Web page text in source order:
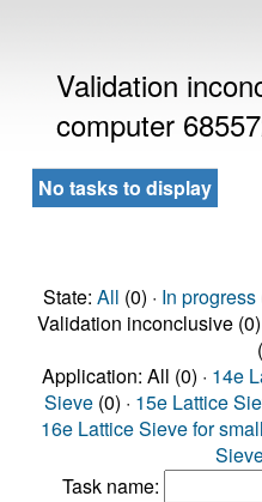
Validation
computer
No tasks to display
State: All (0) · In progress
Validation inconclusive (0)
Application: All (0) · 14e
Sieve (0) · 15e Lattice
16e Lattice Sieve for
Task name: